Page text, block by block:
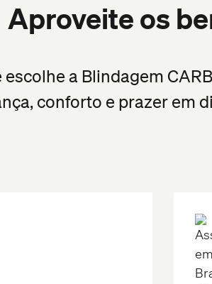
Aproveite os
escolhe a Blindagem
conforto e prazer em